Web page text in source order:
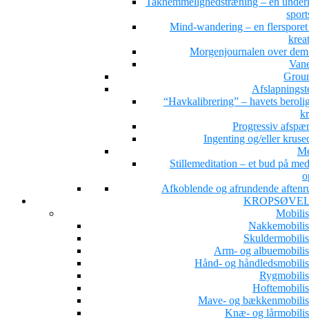
Mind-wandering – en
Morgenjournalen over
“Havkalibrering” – havets
Progressiv
Ingenting og/eller
Stillemeditation – et bud på
Afkoblende og afrundende
Arm- og
Hånd- og
Mave- og
Knæ- og